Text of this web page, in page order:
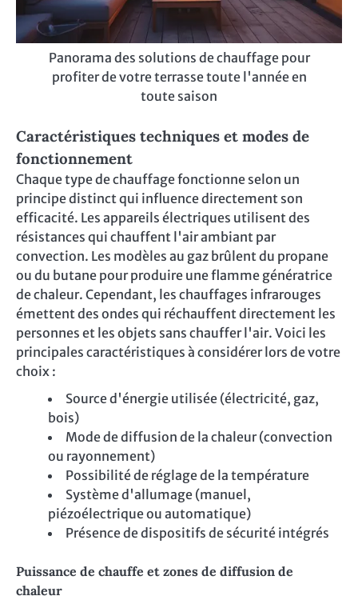
Panorama des solutions de chauffage pour
profiter de votre terrasse toute l'année en
toute saison
Caractéristiques techniques et modes de
fonctionnement
Chaque type de chauffage fonctionne selon un
principe distinct qui influence directement son
efficacité. Les appareils électriques utilisent des
résistances qui chauffent l'air ambiant par
convection. Les modèles au gaz brûlent du propane
ou du butane pour produire une flamme génératrice
de chaleur. Cependant, les chauffages infrarouges
émettent des ondes qui réchauffent directement les
personnes et les objets sans chauffer l'air. Voici les
principales caractéristiques à considérer lors de votre
choix :
Source d'énergie utilisée (électricité, gaz,
bois)
Mode de diffusion de la chaleur (convection
ou rayonnement)
Possibilité de réglage de la température
Système d'allumage (manuel,
piézoélectrique ou automatique)
Présence de dispositifs de sécurité intégrés
Puissance de chauffe et zones de diffusion de
chaleur